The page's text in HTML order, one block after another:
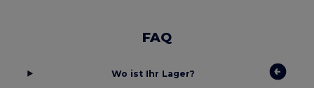
FAQ
Wo ist Ihr Lager?